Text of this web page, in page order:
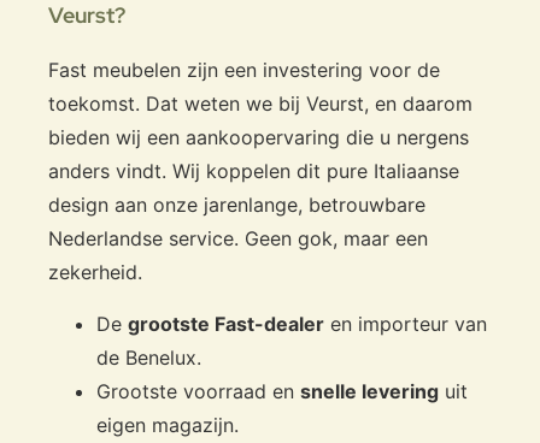
Veurst?
Fast meubelen zijn een investering voor de
toekomst. Dat weten we bij Veurst, en daarom
bieden wij een aankoopervaring die u nergens
anders vindt. Wij koppelen dit pure Italiaanse
design aan onze jarenlange, betrouwbare
Nederlandse service. Geen gok, maar een
zekerheid.
De grootste Fast-dealer en importeur van
de Benelux.
Grootste voorraad en snelle levering uit
eigen magazijn.